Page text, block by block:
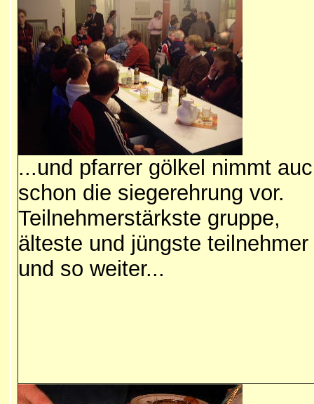
...und pfarrer gölkel nimmt
schon die siegerehrung vor.
Teilnehmerstärkste gruppe,
älteste und jüngste teilnehmer
und so weiter...